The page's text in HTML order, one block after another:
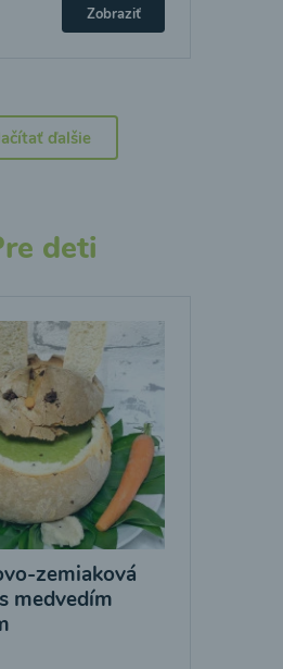
Zobraziť
ďalšie
deti
zemiaková
medvedím